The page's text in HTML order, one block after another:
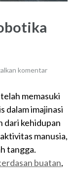
komentar
memasuki
dalam imajinasi
dari kehidupan
manusia,
tangga.
buatan,